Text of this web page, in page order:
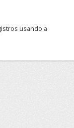
usando a